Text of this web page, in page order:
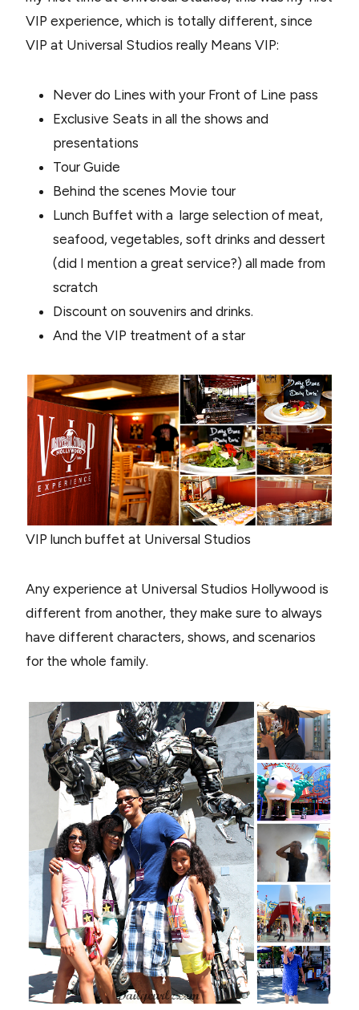
VIP experience, which is totally different, since
VIP at Universal Studios really Means VIP:
Never do Lines with your Front of Line pass
Exclusive Seats in all the shows and
presentations
Tour Guide
Behind the scenes Movie tour
Lunch Buffet with a large selection of meat,
seafood, vegetables, soft drinks and dessert
(did I mention a great service?) all made from
scratch
Discount on souvenirs and drinks.
And the VIP treatment of a star
VIP lunch buffet at Universal Studios
Any experience at Universal Studios Hollywood is
different from another, they make sure to always
have different characters, shows, and scenarios
for the whole family.